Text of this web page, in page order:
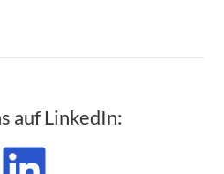
auf LinkedIn: